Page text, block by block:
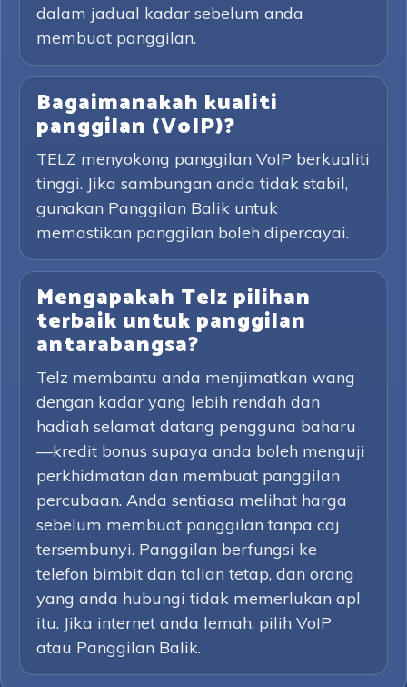
dalam jadual kadar sebelum anda
membuat panggilan.
Bagaimanakah kualiti
panggilan (VoIP)?
TELZ menyokong panggilan VoIP berkualiti
tinggi. Jika sambungan anda tidak stabil,
gunakan Panggilan Balik untuk
memastikan panggilan boleh dipercayai.
Mengapakah Telz pilihan
terbaik untuk panggilan
antarabangsa?
Telz membantu anda menjimatkan wang
dengan kadar yang lebih rendah dan
hadiah selamat datang pengguna baharu
—kredit bonus supaya anda boleh menguji
perkhidmatan dan membuat panggilan
percubaan. Anda sentiasa melihat harga
sebelum membuat panggilan tanpa caj
tersembunyi. Panggilan berfungsi ke
telefon bimbit dan talian tetap, dan orang
yang anda hubungi tidak memerlukan apl
itu. Jika internet anda lemah, pilih VoIP
atau Panggilan Balik.